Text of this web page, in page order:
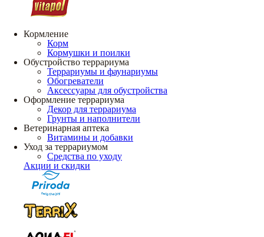
Кормление
Корм
Кормушки и поилки
Обустройство террариума
Террариумы и фаунариумы
Обогреватели
Аксессуары для обустройства
Оформление террариума
Декор для террариума
Грунты и наполнители
Ветеринарная аптека
Витамины и добавки
Уход за террариумом
Средства по уходу
Акции и скидки